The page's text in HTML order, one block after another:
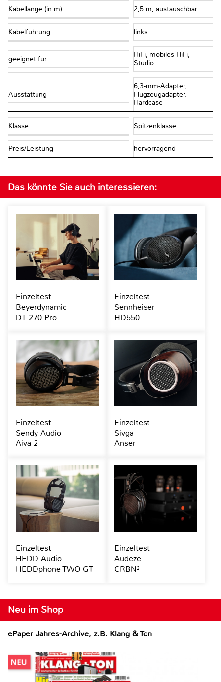
Kabellänge (in m) 2,5 m, austauschbar
Kabelführung links
geeignet für:
HiFi, mobiles HiFi,
Studio
Ausstattung
6,3-mm-Adapter,
Flugzeugadapter,
Hardcase
Klasse Spitzenklasse
Preis/Leistung hervorragend
Neu im Shop
ePaper Jahres-Archive, z.B. Klang & Ton
Das könnte Sie auch interessieren:
Einzeltest
Beyerdynamic
DT 270 Pro
Einzeltest
Sennheiser
HD550
Einzeltest
Sendy Audio
Aiva 2
Einzeltest
Sivga
Anser
Einzeltest
HEDD Audio
HEDDphone TWO GT
Einzeltest
Audeze
CRBN²